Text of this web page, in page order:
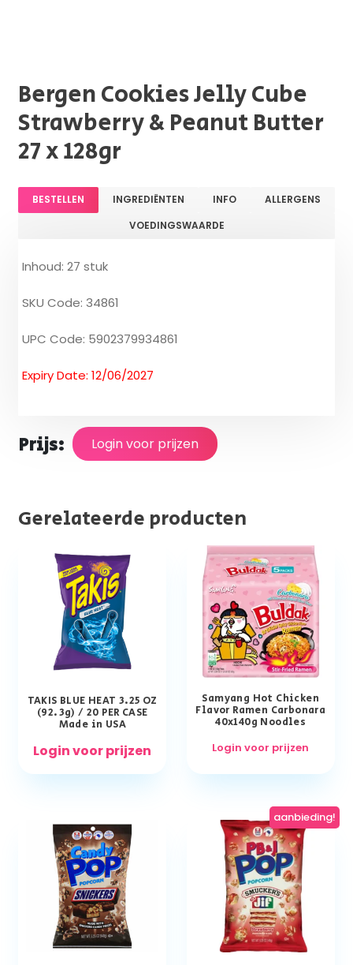
Bergen Cookies Jelly Cube
Strawberry & Peanut Butter
27 x 128gr
BESTELLEN INGREDIËNTEN INFO
ALLERGENS
VOEDINGSWAARDE
Inhoud: 27 stuk
SKU Code: 34861
UPC Code: 5902379934861
Expiry Date: 12/06/2027
Prijs: Login voor prijzen
Gerelateerde producten
TAKIS BLUE HEAT 3.25 OZ
(92.3g) / 20 PER CASE
Made in USA
Login voor prijzen
Samyang Hot Chicken
Flavor Ramen Carbonara
40x140g Noodles
Login voor prijzen
aanbieding!